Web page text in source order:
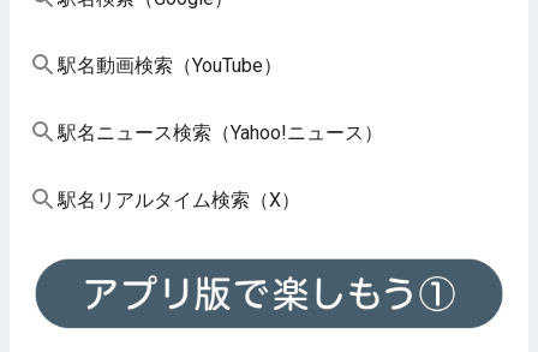
駅名動画検索（YouTube）
駅名ニュース検索（Yahoo!ニュース）
駅名リアルタイム検索（X）